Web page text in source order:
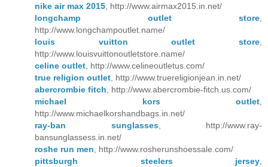
nike air max 2015 , http://www.airmax2015.in.net/
longchamp outlet store
http://www.longchampoutlet.name/
louis vuitton outlet store
http://www.louisvuittonoutletstore.name/
celine outlet , http://www.celineoutletus.com/
true religion outlet , http://www.truereligionjean.in.net/
abercrombie fitch , http://www.abercrombie-fitch.us.com/
michael kors outlet
http://www.michaelkorshandbags.in.net/
ray-ban sunglasses, http://www.ray-
bansunglassess.in.net/
roshe run men , http://www.rosherunshoessale.com/
pittsburgh steelers jersey